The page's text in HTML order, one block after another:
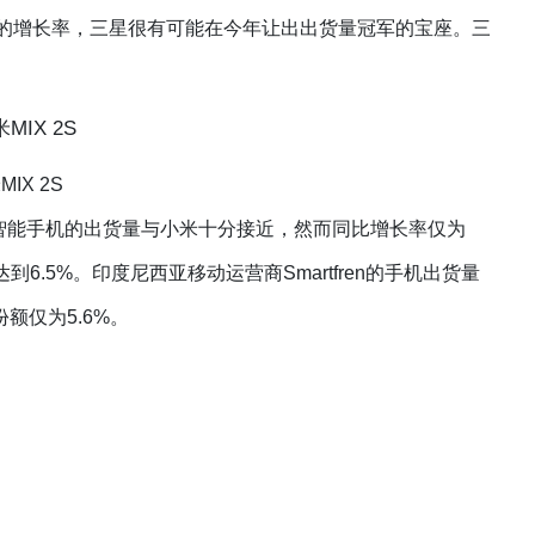
长率，三星很有可能在今年让出出货量冠军的宝座。三
2S
手机的出货量与小米十分接近，然而同比增长率仅为
6.5%。印度尼西亚移动运营商Smartfren的手机出货量
仅为5.6%。